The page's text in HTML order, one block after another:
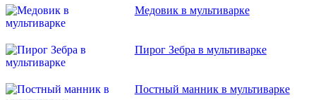
Медовик в мультиварке
Пирог Зебра в мультиварке
Постный манник в мультиварке